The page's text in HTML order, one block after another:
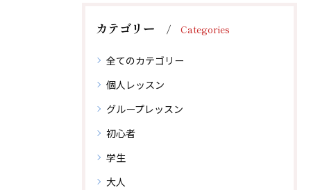
カテゴリー Categories
全てのカテゴリー
個人レッスン
グループレッスン
初心者
学生
大人